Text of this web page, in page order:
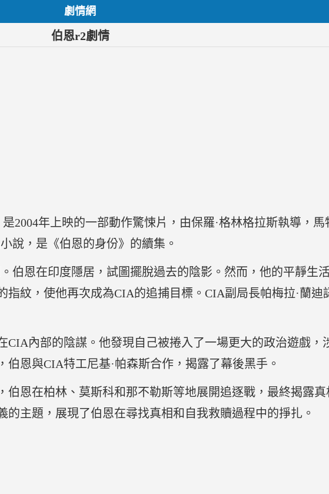
劇情網
伯恩r2劇情
是2004年上映的一部動作驚悚片，由保羅·格林格拉斯執導，馬
說，是《伯恩的身份》的續集。
伯恩在印度隱居，試圖擺脫過去的陰影。然而，他的平靜生
紋，使他再次成為CIA的追捕目標。CIA副局長帕梅拉·蘭迪
CIA內部的陰謀。他發現自己被捲入了一場更大的政治遊戲，
恩與CIA特工尼基·帕森斯合作，揭露了幕後黑手。
伯恩在柏林、莫斯科和那不勒斯等地展開追逐戰，最終揭露真
主題，展現了伯恩在尋找真相和自我救贖過程中的掙扎。